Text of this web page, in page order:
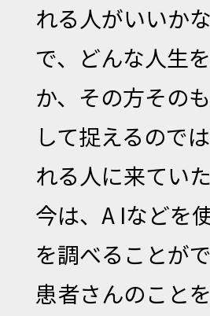
れる人がいいか
で、どんな人生
か、その方その
して捉えるので
れる人に来てい
今は、A Iなどを
を調べることが
患者さんのこと